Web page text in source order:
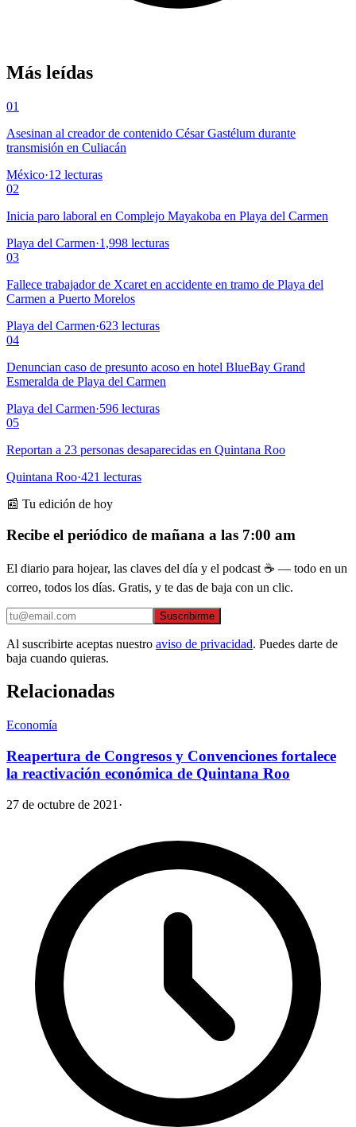
Más leídas
01
Asesinan al creador de contenido César Gastélum durante
transmisión en Culiacán
México·12 lecturas
02
Inicia paro laboral en Complejo Mayakoba en Playa del Carmen
Playa del Carmen·1,998 lecturas
03
Fallece trabajador de Xcaret en accidente en tramo de Playa del
Carmen a Puerto Morelos
Playa del Carmen·623 lecturas
04
Denuncian caso de presunto acoso en hotel BlueBay Grand
Esmeralda de Playa del Carmen
Playa del Carmen·596 lecturas
05
Reportan a 23 personas desaparecidas en Quintana Roo
Quintana Roo·421 lecturas
📰 Tu edición de hoy
Recibe el periódico de mañana a las 7:00 am
El diario para hojear, las claves del día y el podcast ☕ — todo en un
correo, todos los días. Gratis, y te das de baja con un clic.
Suscribirme
Al suscribirte aceptas nuestro aviso de privacidad. Puedes darte de
baja cuando quieras.
Relacionadas
Economía
Reapertura de Congresos y Convenciones fortalece
la reactivación económica de Quintana Roo
27 de octubre de 2021 ·